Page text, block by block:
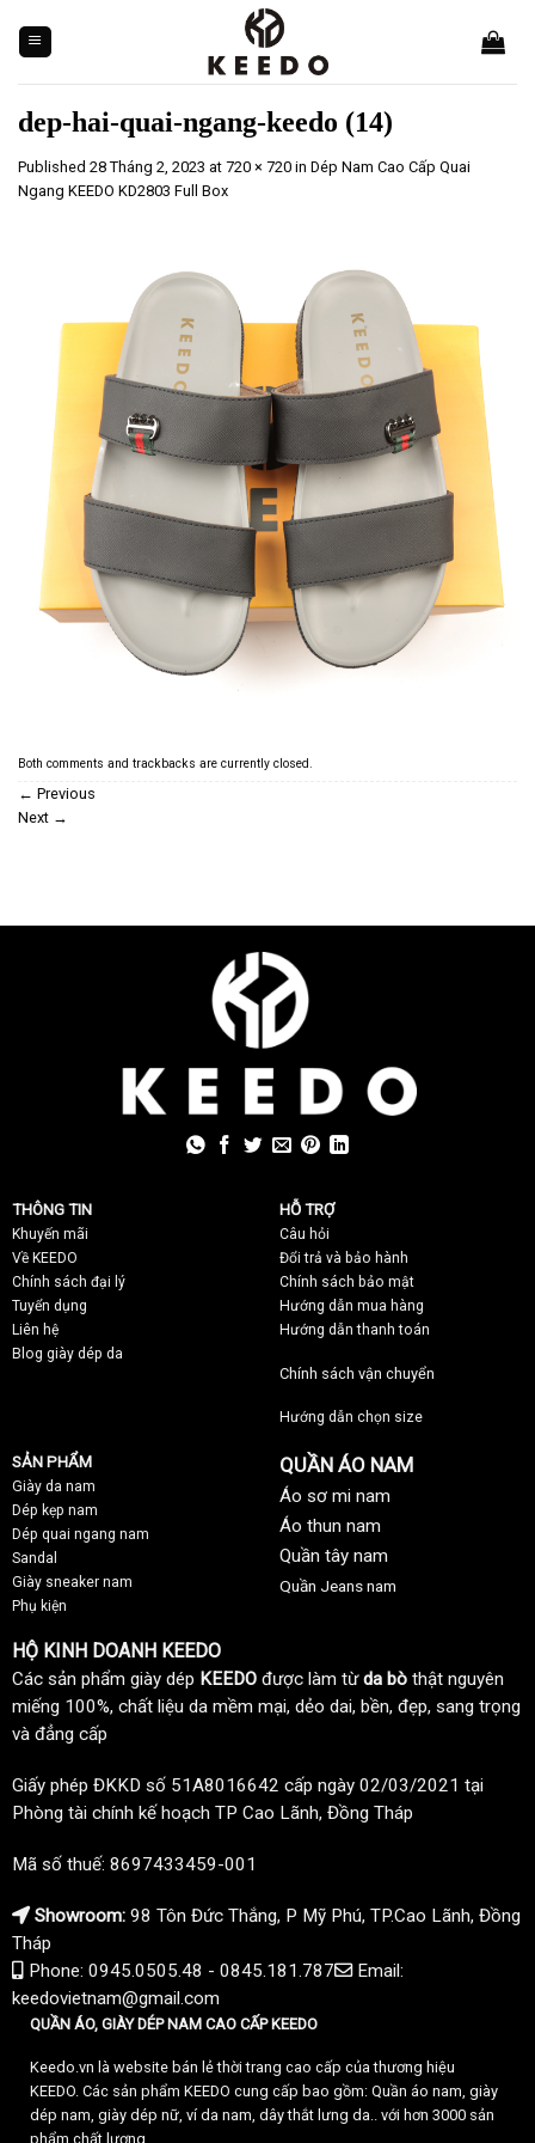
content
dep-hai-quai-ngang-keedo (14)
Published 28 Tháng 2, 2023 at 720 × 720 in Dép Nam Cao Cấp Quai
Ngang KEEDO KD2803 Full Box
Both comments and trackbacks are currently closed.
← Previous
Next →
THÔNG TIN
Khuyến mãi
Về KEEDO
Chính sách đại lý
Tuyển dụng
Liên hệ
Blog giày dép da
HỖ TRỢ
Câu hỏi
Đổi trả và bảo hành
Chính sách bảo mật
Hướng dẫn mua hàng
Hướng dẫn thanh toán
Chính sách vận chuyển
Hướng dẫn chọn size
SẢN PHẨM
Giày da nam
Dép kẹp nam
Dép quai ngang nam
Sandal
Giày sneaker nam
Phụ kiện
QUẦN ÁO NAM
Áo sơ mi nam
Áo thun nam
Quần tây nam
Quần Jeans nam
HỘ KINH DOANH KEEDO
Các sản phẩm giày dép KEEDO được làm từda bò thật nguyên
miếng 100%, chất liệu da mềm mại, dẻo dai, bền, đẹp, sang trọng
và đẳng cấp
Giấy phép ĐKKD số 51A8016642 cấp ngày 02/03/2021 tại
Phòng tài chính kế hoạch TP Cao Lãnh, Đồng Tháp
Mã số thuế: 8697433459-001
Showroom: 98 Tôn Đức Thắng, P Mỹ Phú, TP.Cao Lãnh, Đồng
Tháp
Phone: 0945.0505.48 - 0845.181.787
Email:
keedovietnam@gmail.com
QUẦN ÁO, GIÀY DÉP NAM CAO CẤP KEEDO
Keedo.vn là website bán lẻ thời trang cao cấp của thương hiệu
KEEDO. Các sản phẩm KEEDO cung cấp bao gồm: Quần áo nam, giày
dép nam, giày dép nữ, ví da nam, dây thắt lưng da.. với hơn 3000 sản
phẩm chất lượng.